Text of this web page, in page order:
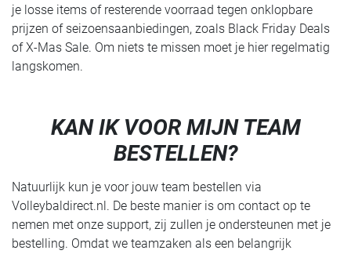
je losse items of resterende voorraad tegen onklopbare
prijzen of seizoensaanbiedingen, zoals Black Friday Deals
of X-Mas Sale. Om niets te missen moet je hier regelmatig
langskomen.
KAN IK VOOR MIJN TEAM
BESTELLEN?
Natuurlijk kun je voor jouw team bestellen via
Volleybaldirect.nl. De beste manier is om contact op te
nemen met onze support, zij zullen je ondersteunen met je
bestelling. Omdat we teamzaken als een belangrijk